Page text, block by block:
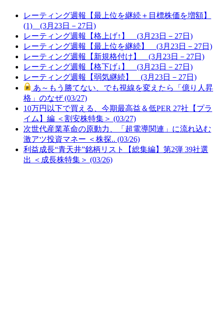
レーティング週報【最上位を継続＋目標株価を増額】
(1) (3月23日－27日)
レーティング週報【格上げ↑】 (3月23日－27日)
レーティング週報【最上位を継続】 (3月23日－27日)
レーティング週報【新規格付け】 (3月23日－27日)
レーティング週報【格下げ↓】 (3月23日－27日)
レーティング週報【弱気継続】 (3月23日－27日)
あ～もう勝てない、でも視線を変えたら「億り人昇
格」のなぜ (03/27)
10万円以下で買える、今期最高益＆低PER 27社【プラ
イム】編 ＜割安株特集＞ (03/27)
次世代産業革命の原動力、「超電導関連」に流れ込む
激アツ投資マネー ＜株探.. (03/26)
利益成長“青天井”銘柄リスト【総集編】第2弾 39社選
出 ＜成長株特集＞ (03/26)